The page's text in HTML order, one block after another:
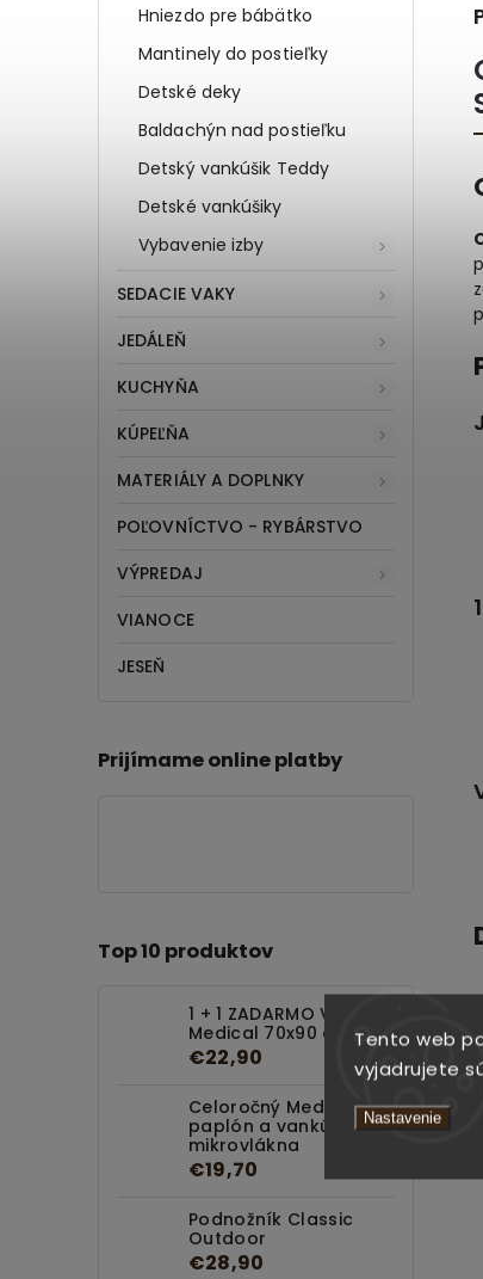
Tento web
vyjadrujete
Nastavenie
Hniezdo pre bábätko
Mantinely do postieľky
Detské deky
Baldachýn nad postieľku
Detský vankúšik Teddy
Detské vankúšiky
Vybavenie izby
SEDACIE VAKY
JEDÁLEŇ
KUCHYŇA
KÚPEĽŇA
MATERIÁLY A DOPLNKY
POĽOVNÍCTVO - RYBÁRSTVO
VÝPREDAJ
VIANOCE
JESEŇ
Prijímame online platby
Top 10 produktov
1 + 1 ZADARMO Vankúš
Medical 70x90 cm
€22,90
Celoročný Medical set
paplón a vankúš z
mikrovlákna
€19,70
Podnožník Classic
Outdoor
€28,90